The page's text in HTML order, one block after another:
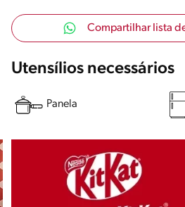
Compartilhar lista
Utensílios necessários
Panela